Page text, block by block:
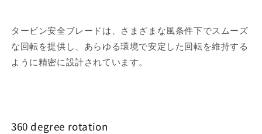
タービン安全ブレードは、さまざまな風条件下でスムーズ
な回転を提供し、あらゆる環境で安定した回転を維持する
ように精密に設計されています。
360 degree rotation